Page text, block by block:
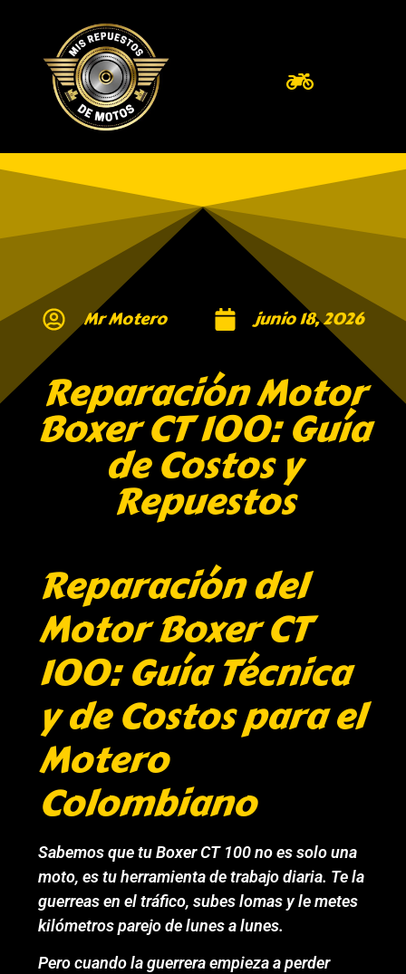
Mr Motero junio 18, 2026
Reparación Motor
Boxer CT 100: Guía
de Costos y
Repuestos
Reparación del
Motor Boxer CT
100: Guía Técnica
y de Costos para el
Motero
Colombiano
Sabemos que tu Boxer CT 100 no es solo una
moto, es tu herramienta de trabajo diaria. Te la
guerreas en el tráfico, subes lomas y le metes
kilómetros parejo de lunes a lunes.
Pero cuando la guerrera empieza a perder